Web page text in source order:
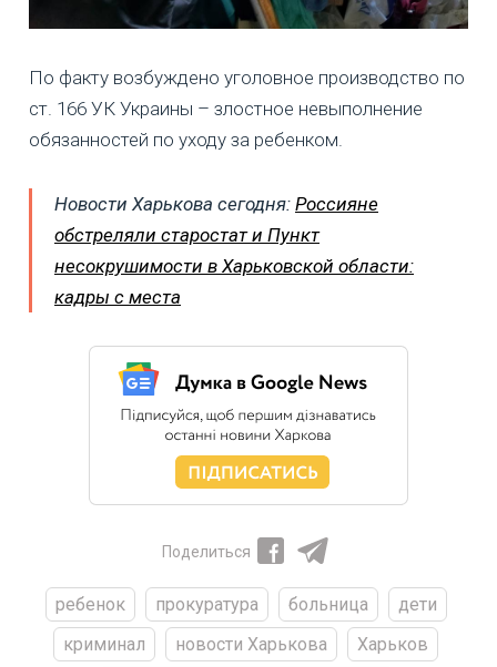
По факту возбуждено уголовное производство по
ст. 166 УК Украины – злостное невыполнение
обязанностей по уходу за ребенком.
Новости Харькова сегодня: Россияне
обстреляли старостат и Пункт
несокрушимости в Харьковской области:
кадры с места
Поделиться
ребенок прокуратура больница
дети
криминал
новости Харькова
Харьков